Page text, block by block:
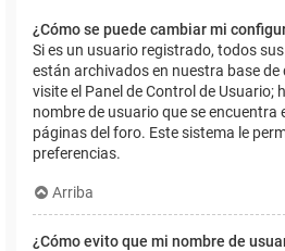
¿Cómo se puede cambiar mi
Si es un usuario registrado, todos
están archivados en nuestra base
visite el Panel de Control de Usuario;
nombre de usuario que se encuentra
páginas del foro. Este sistema le
preferencias.
Arriba
¿Cómo evito que mi nombre de